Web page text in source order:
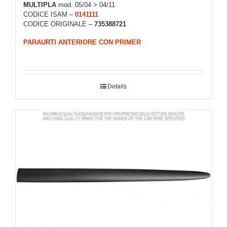
MULTIPLA mod. 05/04 > 04/11
CODICE ISAM – 0141111
CODICE ORIGINALE – 735388721
PARAURTI ANTERIORE CON PRIMER
Details